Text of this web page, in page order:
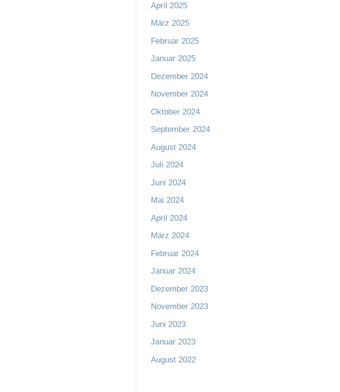
April 2025
März 2025
Februar 2025
Januar 2025
Dezember 2024
November 2024
Oktober 2024
September 2024
August 2024
Juli 2024
Juni 2024
Mai 2024
April 2024
März 2024
Februar 2024
Januar 2024
Dezember 2023
November 2023
Juni 2023
Januar 2023
August 2022